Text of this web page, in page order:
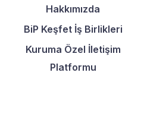
Hakkımızda
BiP Keşfet İş Birlikleri
Kuruma Özel İletişim
Platformu